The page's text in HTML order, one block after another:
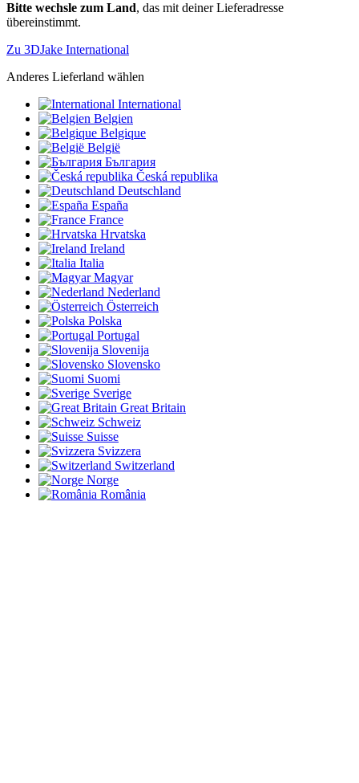
Bitte wechsle zum Land, das mit deiner Lieferadresse
übereinstimmt.
Zu 3DJake International
Anderes Lieferland wählen
International
Belgien
Belgique
België
България
Česká republika
Deutschland
España
France
Hrvatska
Ireland
Italia
Magyar
Nederland
Österreich
Polska
Portugal
Slovenija
Slovensko
Suomi
Sverige
Great Britain
Schweiz
Suisse
Svizzera
Switzerland
Norge
România